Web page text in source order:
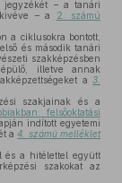
jegyzékét – a tanári
– a
2. számú
a ciklusokra bontott,
és második tanári
szakképzésben
illetve annak
a 3.
szakjainak és a
felsőoktatási
indított egyetemi
a4. számú melléklet
és a hitélettel együtt
szakokat az